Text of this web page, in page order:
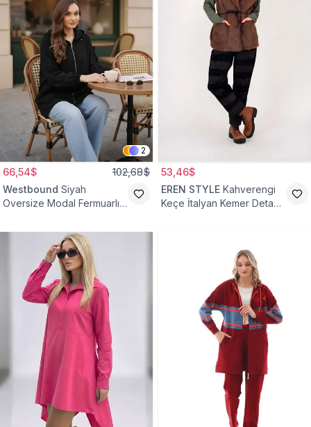
2
66,54$ 102,68$
Westbound Siyah
Oversize Modal Fermuarlı
53,46$
EREN STYLE Kahverengi
Keçe İtalyan Kemer Detaylı